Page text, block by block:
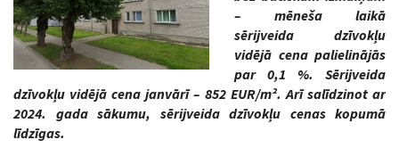
– mēneša laikā
sērijveida dzīvokļu
vidējā cena palielinājās
par 0,1 %. Sērijveida
dzīvokļu vidējā cena janvārī – 852 EUR/m². Arī salīdzinot ar
2024. gada sākumu, sērijveida dzīvokļu cenas kopumā
līdzīgas.